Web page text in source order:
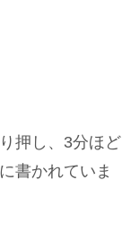
押し、3分ほど
書かれていま